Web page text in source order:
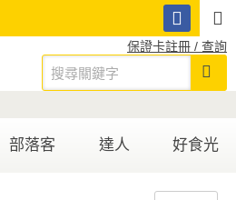
保證卡註冊 / 查詢
部落客 達人 好食光